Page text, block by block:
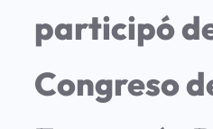
participó
Congreso